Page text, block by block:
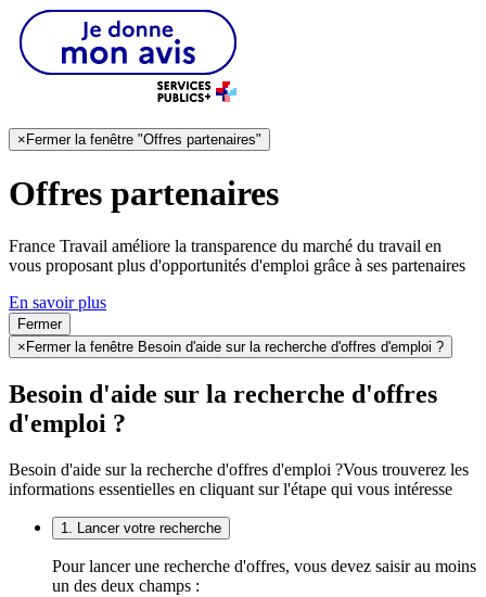
×Fermer la fenêtre "Offres partenaires"
Offres partenaires
France Travail améliore la transparence du marché du travail en
vous proposant plus d'opportunités d'emploi grâce à ses partenaires
En savoir plus
Fermer
× Fermer la fenêtre Besoin d'aide sur la recherche d'offres d'emploi ?
Besoin d'aide sur la recherche d'offres
d'emploi ?
Besoin d'aide sur la recherche d'offres d'emploi ?Vous trouverez les
informations essentielles en cliquant sur l'étape qui vous intéresse
1. Lancer votre recherche
Pour lancer une recherche d'offres, vous devez saisir au moins
un des deux champs :